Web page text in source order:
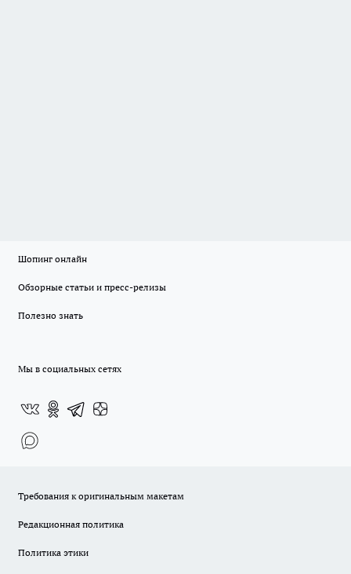
Шопинг онлайн
Обзорные статьи и пресс-релизы
Полезно знать
Мы в социальных сетях
Требования к оригинальным макетам
Редакционная политика
Политика этики